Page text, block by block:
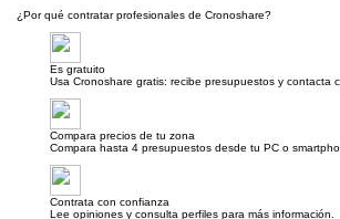
¿Por qué contratar profesionales de Cronoshare?
Es gratuito
Usa Cronoshare gratis: recibe presupuestos y contacta
Compara precios de tu zona
Compara hasta 4 presupuestos desde tu PC o
Contrata con confianza
Lee opiniones y consulta perfiles para más información.